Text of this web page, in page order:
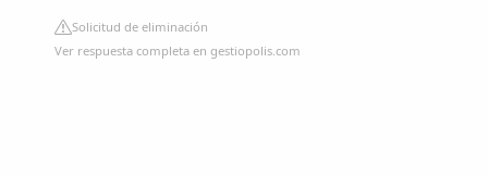
Solicitud de eliminación
Ver respuesta completa en gestiopolis.com